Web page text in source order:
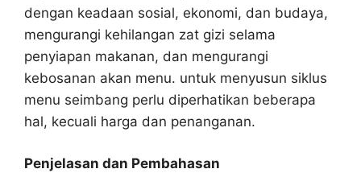
dengan keadaan sosial, ekonomi, dan budaya,
mengurangi kehilangan zat gizi selama
penyiapan makanan, dan mengurangi
kebosanan akan menu. untuk menyusun siklus
menu seimbang perlu diperhatikan beberapa
hal, kecuali harga dan penanganan.
Penjelasan dan Pembahasan